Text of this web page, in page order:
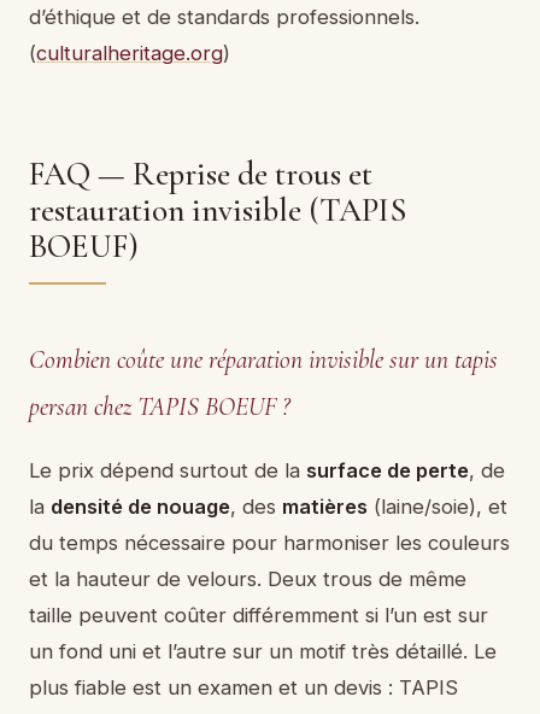
d’éthique et de standards professionnels.
(culturalheritage.org)
FAQ — Reprise de trous et
restauration invisible (TAPIS
BOEUF)
Combien coûte une réparation invisible sur un tapis
persan chez TAPIS BOEUF ?
Le prix dépend surtout de la surface de perte, de
la densité de nouage, des matières (laine/soie), et
du temps nécessaire pour harmoniser les couleurs
et la hauteur de velours. Deux trous de même
taille peuvent coûter différemment si l’un est sur
un fond uni et l’autre sur un motif très détaillé. Le
plus fiable est un examen et un devis : TAPIS